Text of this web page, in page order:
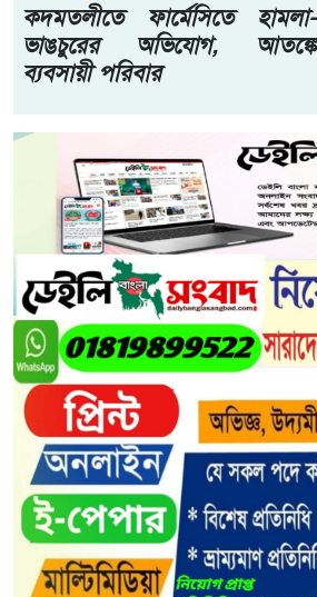
কদমতলীতে ফার্মেসিতে হামলা-
ভাঙচুরের অভিযোগ, আতঙ্কে
ব্যবসায়ী পরিবার